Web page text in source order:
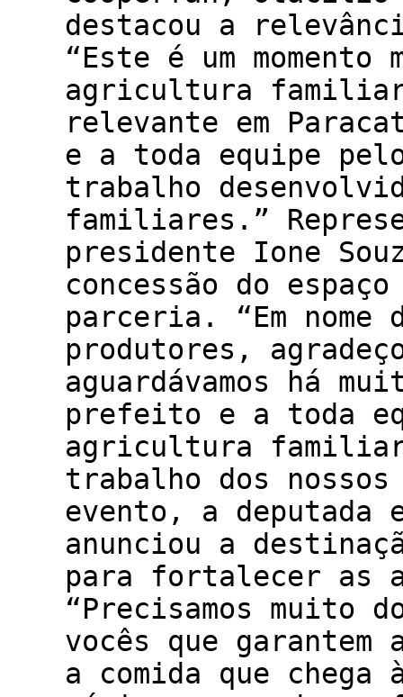
destacou a
“Este é um
agricultura
relevante em
e a toda equipe
trabalho
familiares.”
presidente Ione
concessão do
parceria. “Em nome
produtores,
aguardávamos há
prefeito e a toda
agricultura familiar
trabalho dos
evento, a
anunciou a
para fortalecer as
“Precisamos muito
vocês que
a comida que